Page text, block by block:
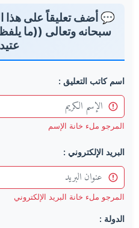
💬 أضف تعليقاً على هذا
سبحانه وتعالى ((ما
اسم كاتب التعليق :
المرجو ملء خانة الإسم
البريد الإلكتروني :
المرجو ملء خانة البريد الإلكتروني
الدولة :